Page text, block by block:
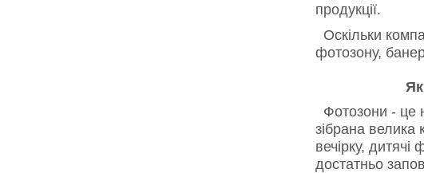
продукції.
Оскільки
фотозону,
Фотозони - це
зібрана
вечірку,
достатньо